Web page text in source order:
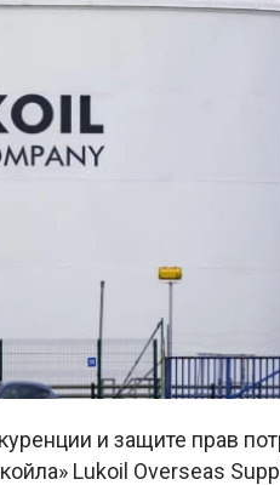
и защите прав
Lukoil Overseas